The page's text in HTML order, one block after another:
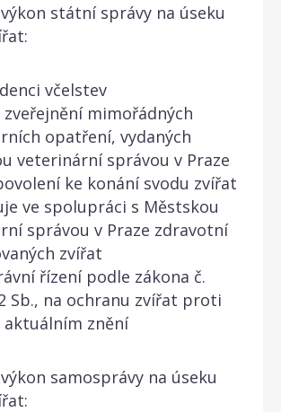
státní správy na úseku
včelstev
zveřejnění mimořádných
opatření, vydaných
veterinární správou v Praze
ke konání svodu zvířat
ve spolupráci s Městskou
správou v Praze zdravotní
zvířat
řízení podle zákona č.
Sb., na ochranu zvířat proti
aktuálním znění
samosprávy na úseku